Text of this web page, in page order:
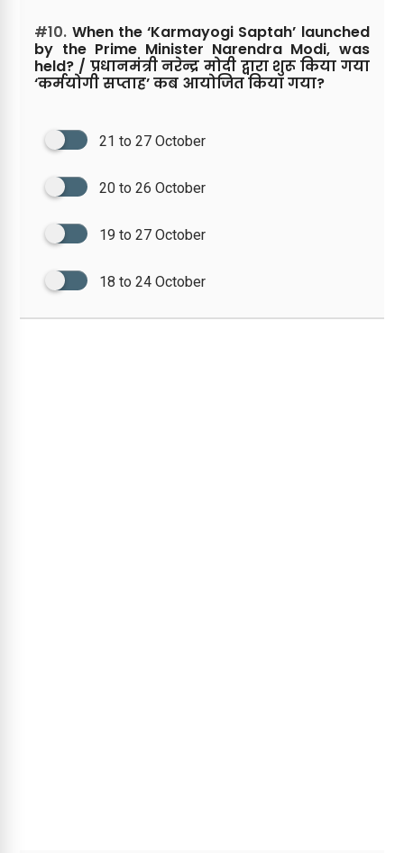
#10. When the ‘Karmayogi Saptah’ launched
by the Prime Minister Narendra Modi, was
held? / प्रधानमंत्री नरेन्द्र मोदी द्वारा शुरू किया गया
‘कर्मयोगी सप्ताह’ कब आयोजित किया गया?
21 to 27 October
20 to 26 October
19 to 27 October
18 to 24 October